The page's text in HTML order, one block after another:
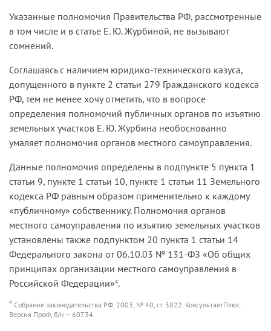
Указанные полномочия Правительства РФ, рассмотренные
в том числе и в статье Е. Ю. Журбиной, не вызывают
сомнений.
Соглашаясь с наличием юридико-технического казуса,
допущенного в пункте 2 статьи 279 Гражданского кодекса
РФ, тем не менее хочу отметить, что в вопросе
определения полномочий публичных органов по изъятию
земельных участков Е. Ю. Журбина необоснованно
умаляет полномочия органов местного самоуправления.
Данные полномочия определены в подпункте 5 пункта 1
статьи 9, пункте 1 статьи 10, пункте 1 статьи 11 Земельного
кодекса РФ равным образом применительно к каждому
«публичному» собственнику. Полномочия органов
местного самоуправления по изъятию земельных участков
установлены также подпунктом 20 пункта 1 статьи 14
Федерального закона от 06.10.03 № 131-ФЗ «Об общих
принципах организации местного самоуправления в
Российской Федерации»4.
4 Собрание законодательства РФ, 2003, № 40, ст. 3822. КонсультантПлюс:
Версия ПроФ, б/н — 60734.